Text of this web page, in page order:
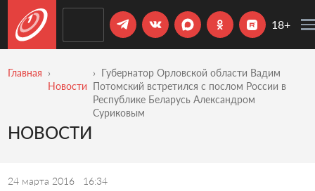
18+
Главная
Новости
Губернатор Орловской области Вадим
Потомский встретился с послом России в
Республике Беларусь Александром
Суриковым
НОВОСТИ
24 марта 2016 16:34